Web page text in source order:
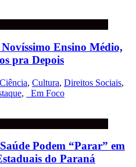
Ensino Médio,
pra Depois
Ciência, Cultura, Direitos Sociais,
, _Em Foco
Podem “Parar” em
do Paraná